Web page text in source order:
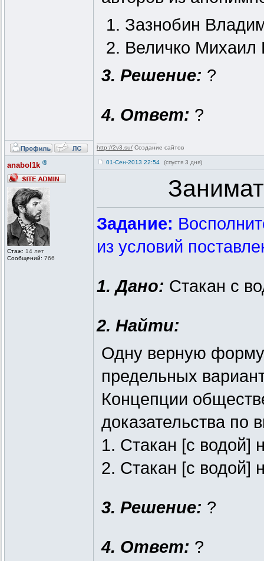
1. Зазнобин
2. Величко Михаил
3. Решение: ?
4. Ответ: ?
http://2v3.su/ Создание сайтов
anabol1k ®
Стаж: 14 лет
Сообщений: 766
01-Сен-2013 22:54 (спустя 3 дня)
Задание:
из условий
1. Дано: Стакан с
2. Найти:
Одну верную
предельных
Концепции
доказательства по
1. Стакан [с водой]
2. Стакан [с водой]
3. Решение: ?
4. Ответ: ?